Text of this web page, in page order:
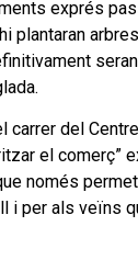
exprés
plantaran
carrer del
el comerç”
només
i per als veïns